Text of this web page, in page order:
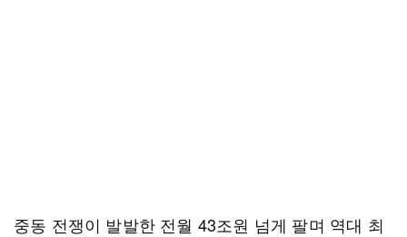
중동 전쟁이 발발한 전월 43조원 넘게 팔며 역대 최